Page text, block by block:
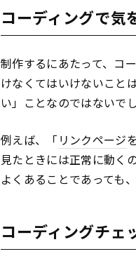
コーディングで気
制作するにあたって、コ
けなくてはいけないこと
い」ことなのではないで
例えば、「 リンクページ
見たときには正常に動く
よくあることであっても
コーディングチェ